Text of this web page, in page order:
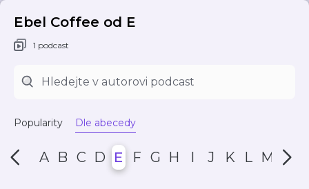
Ebel Coffee od E
1 podcast
Popularity Dle abecedy
A B C D E F G H I J K L M N